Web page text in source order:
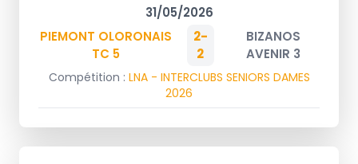
31/05/2026
PIEMONT OLORONAIS
TC 5
2-
2
BIZANOS
AVENIR 3
Compétition : LNA - INTERCLUBS SENIORS DAMES
2026